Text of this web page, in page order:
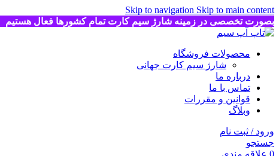
Skip to navigation Skip to main content
بصورت تخصصی در زمینه شارژ سیم کارت تمام کشورها فعال هستیم
محصولات فروشگاه
شارژ سیم کارت جهانی
درباره ما
تماس با ما
قوانین و مقررات
وبلاگ
ورود / ثبت نام
جستجو
0 علاقه مندی